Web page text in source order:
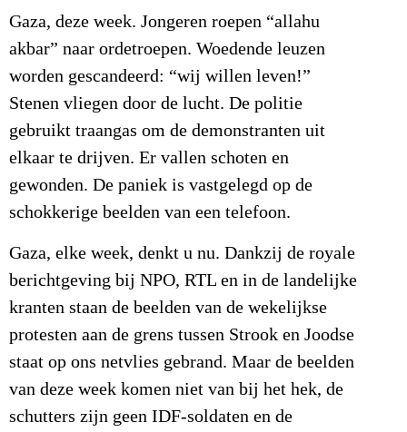
Gaza, deze week. Jongeren roepen “allahu
akbar” naar ordetroepen. Woedende leuzen
worden gescandeerd: “wij willen leven!”
Stenen vliegen door de lucht. De politie
gebruikt traangas om de demonstranten uit
elkaar te drijven. Er vallen schoten en
gewonden. De paniek is vastgelegd op de
schokkerige beelden van een telefoon.
Gaza, elke week, denkt u nu. Dankzij de royale
berichtgeving bij NPO, RTL en in de landelijke
kranten staan de beelden van de wekelijkse
protesten aan de grens tussen Strook en Joodse
staat op ons netvlies gebrand. Maar de beelden
van deze week komen niet van bij het hek, de
schutters zijn geen IDF-soldaten en de